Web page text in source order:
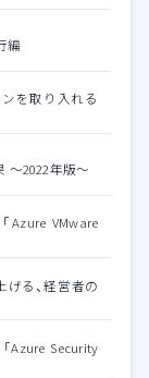
編
を取り入れる
～2022年版～
VMware
る、経営者の
Security